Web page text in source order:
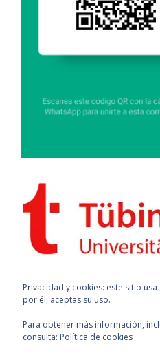
Privacidad y cookies: este sitio
por él, aceptas su uso.
Para obtener más información,
consulta: Política de cookies